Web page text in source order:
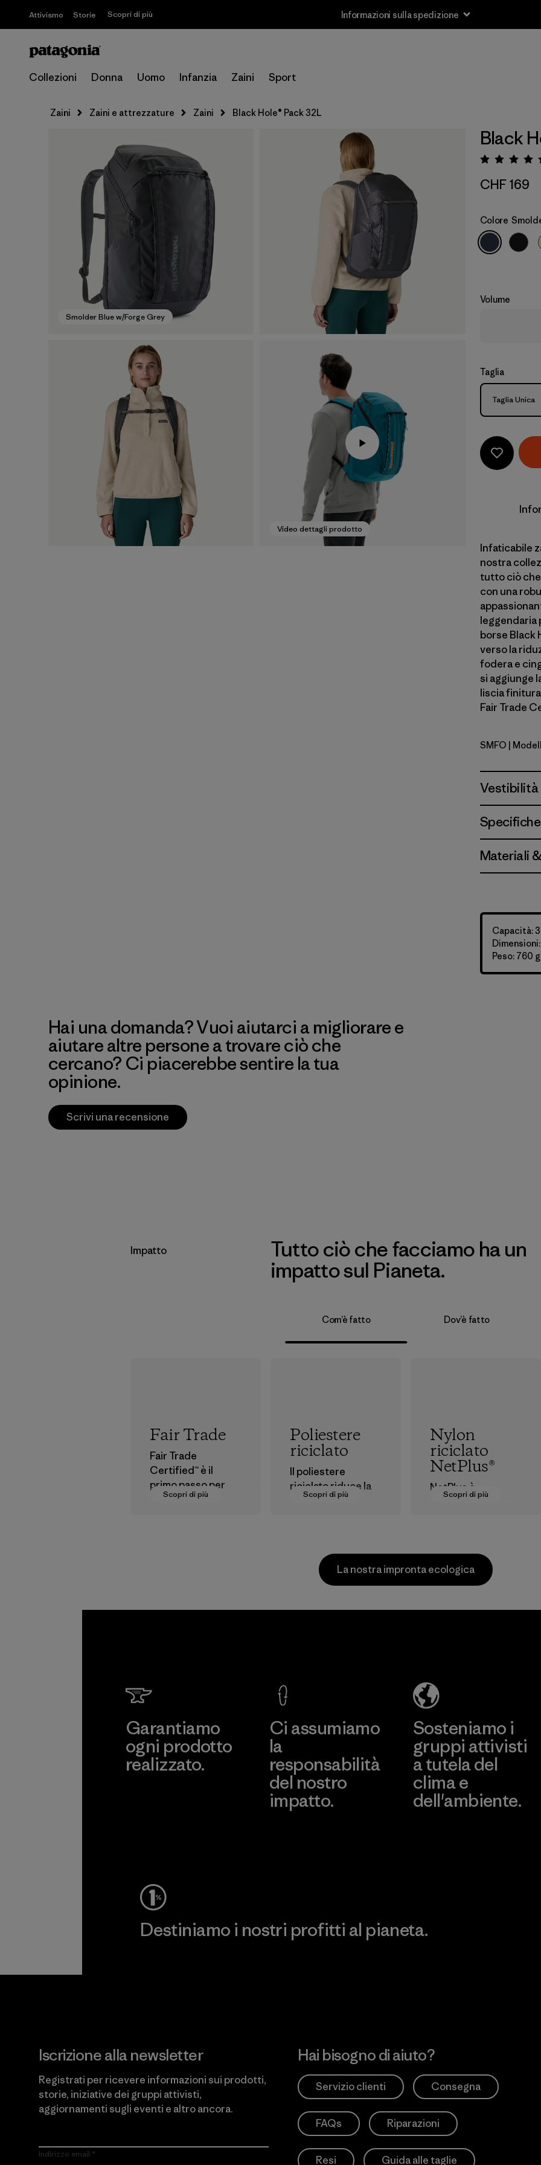
Attivismo Storie Scopri di più Informazioni sulla spedizione
Collezioni Donna Uomo Infanzia Zaini Sport
Zaini Zaini e attrezzature Zaini Black Hole® Pack 32L
Smolder Blue w/Forge Grey
Video dettagli prodotto
Black
CHF 169
Colore
Volume
Taglia
Taglia
Taglia Unica
Infaticabile
nostra
tutto ciò
con una
borse Black
verso la
fodera e
si aggiunge
liscia
Fair Trade
Smolder
SMFO |
Vestibilità
Materiali
Capacità:
Peso: 760 g
Hai una domanda? Vuoi aiutarci a migliorare e
aiutare altre persone a trovare ciò che
cercano? Ci piacerebbe sentire la tua
opinione.
Scrivi una recensione
Impatto
Tutto ciò che facciamo ha un
impatto sul Pianeta.
Com’è fatto Dov’è fatto
Scopri di più
Fair Trade
Fair Trade
Certified™ è il
primo passo per
pagare salari
Scopri di più
Poliestere
riciclato
Il poliestere
riciclato riduce la
nostra dipendenza
Materiali
Scopri di più
Nylon
riciclato
NetPlus®
NetPlus è
realizzato a partire
comunità di
pescatori del
Sudamerica.
Materiali
Material-supplier
La nostra impronta ecologica
Garantiamo
ogni prodotto
realizzato.
Ci assumiamo
la
responsabilità
del nostro
impatto.
Sosteniamo i
gruppi attivisti
a tutela del
clima e
dell'ambiente.
Destiniamo i nostri profitti al pianeta.
Iscrizione alla newsletter
Registrati per ricevere informazioni sui prodotti,
storie, iniziative dei gruppi attivisti,
aggiornamenti sugli eventi e altro ancora.
Indirizzo email
Hai bisogno di aiuto?
Servizio clienti Consegna
FAQs Riparazioni
Resi Guida alle taglie